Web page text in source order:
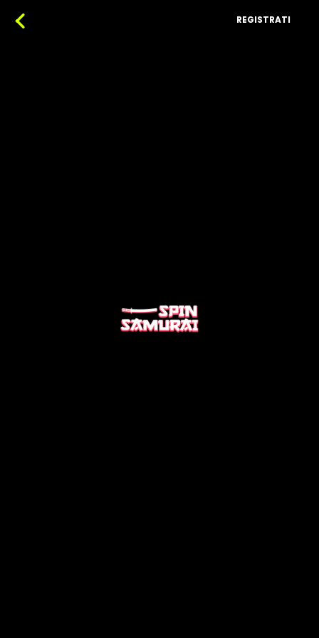
REGISTRATI